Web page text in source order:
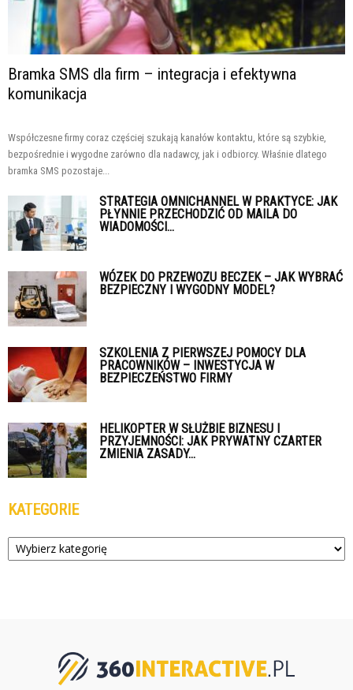
Bramka SMS dla firm – integracja i efektywna
komunikacja
Współczesne firmy coraz częściej szukają kanałów kontaktu, które są szybkie,
bezpośrednie i wygodne zarówno dla nadawcy, jak i odbiorcy. Właśnie dlatego
bramka SMS pozostaje...
STRATEGIA OMNICHANNEL W PRAKTYCE: JAK
PŁYNNIE PRZECHODZIĆ OD MAILA DO
WIADOMOŚCI...
WÓZEK DO PRZEWOZU BECZEK – JAK WYBRAĆ
BEZPIECZNY I WYGODNY MODEL?
SZKOLENIA Z PIERWSZEJ POMOCY DLA
PRACOWNIKÓW – INWESTYCJA W
BEZPIECZEŃSTWO FIRMY
HELIKOPTER W SŁUŻBIE BIZNESU I
PRZYJEMNOŚCI: JAK PRYWATNY CZARTER
ZMIENIA ZASADY...
KATEGORIE
Kategorie